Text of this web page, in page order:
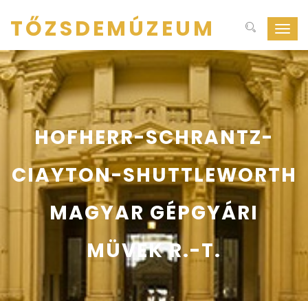
ki-
be
TŐZSDEMÚZEUM
HOFHERR-SCHRANTZ-
CIAYTON-SHUTTLEWORTH
MAGYAR GÉPGYÁRI
MÜVEK R.-T.